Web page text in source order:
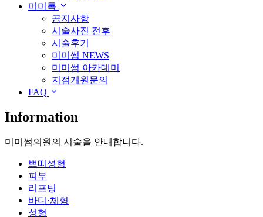
미미톡
공지사항
시술사진 전후
시술후기
미미썸 NEWS
미미썸 아카데미
지점개원문의
FAQ
Information
미미썸의원의 시술을 안내합니다.
쁘띠성형
피부
리프팅
바디·체형
성형